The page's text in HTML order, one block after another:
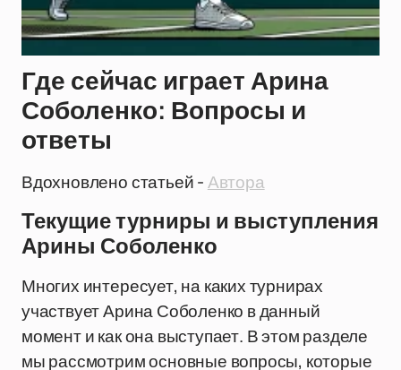
Где сейчас играет Арина
Соболенко: Вопросы и
ответы
Вдохновлено статьей -Автора
Текущие турниры и выступления
Арины Соболенко
Многих интересует, на каких турнирах
участвует Арина Соболенко в данный
момент и как она выступает. В этом разделе
мы рассмотрим основные вопросы, которые